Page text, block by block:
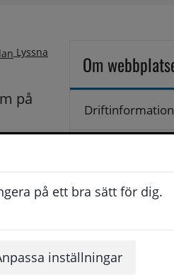
på ett bra sätt för dig.
inställningar
Lyssna
på
får du
Om
Hantering av
Kontakta oss
Logga in
Lämna